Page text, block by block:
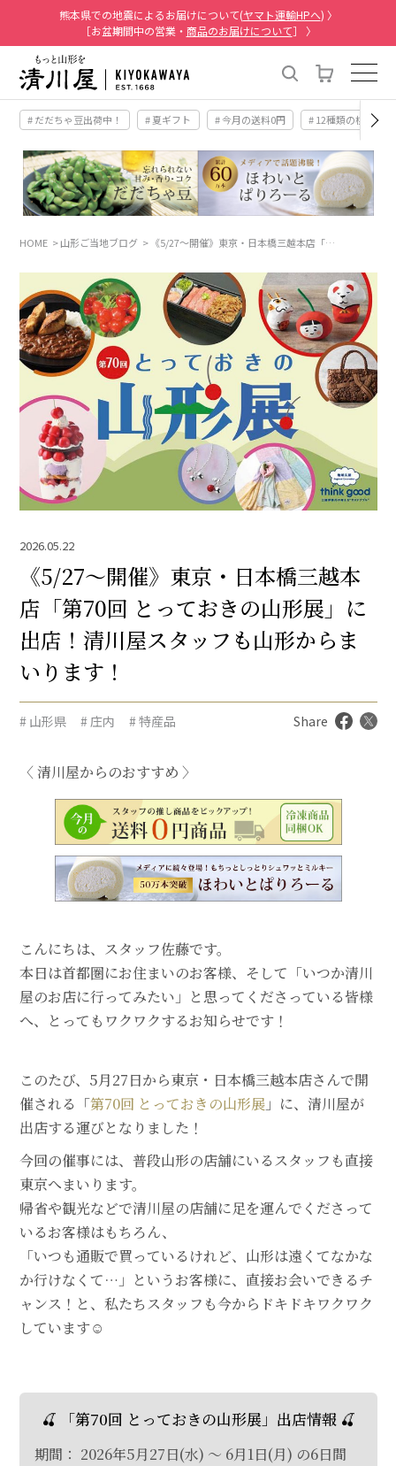
熊本県での地震によるお届けについて(ヤマト運輸HPへ) 〉
［お盆期間中の営業・ 商品のお届けについて］ 〉
# だだちゃ豆出荷中！ # 夏ギフト # 今月の送料0円 # 12種類の桃
HOME 山形ご当地ブログ 《5/27～開催》東京・日本橋三越本店「…
2026.05.22
《5/27～開催》東京・日本橋三越本
店「第70回 とっておきの山形展」に
出店！清川屋スタッフも山形からま
いります！
# 山形県 # 庄内 # 特産品 Share
〈 清川屋からのおすすめ 〉
こんにちは、スタッフ佐藤です。
本日は首都圏にお住まいのお客様、そして「いつか清川
屋のお店に行ってみたい」と思ってくださっている皆様
へ、とってもワクワクするお知らせです！
このたび、5月27日から東京・日本橋三越本店さんで開
催される「第70回 とっておきの山形展」に、清川屋が
出店する運びとなりました！
今回の催事には、普段山形の店舗にいるスタッフも直接
東京へまいります。
帰省や観光などで清川屋の店舗に足を運んでくださって
いるお客様はもちろん、
「いつも通販で買っているけれど、山形は遠くてなかな
か行けなくて…」というお客様に、直接お会いできるチ
ャンス！と、私たちスタッフも今からドキドキワクワク
しています☺
🍒 「第70回 とっておきの山形展」出店情報 🍒
期間： 2026年5月27日(水) ～ 6月1日(月) の6日間